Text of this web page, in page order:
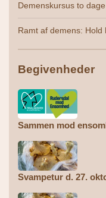
Demenskursus to
Ramt af demens: Hold
Begivenheder
Sammen mod
Svampetur d. 27.